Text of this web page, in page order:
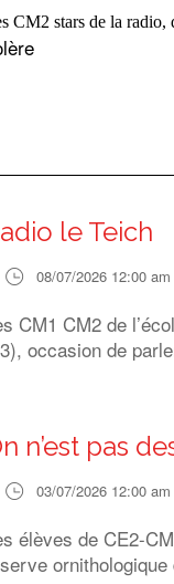
CM2 stars de la radio,
le Teich
08/07/2026 12:00 am
CM1 CM2 de
occasion de
n’est pas
03/07/2026 12:00 am
élèves de CE2-